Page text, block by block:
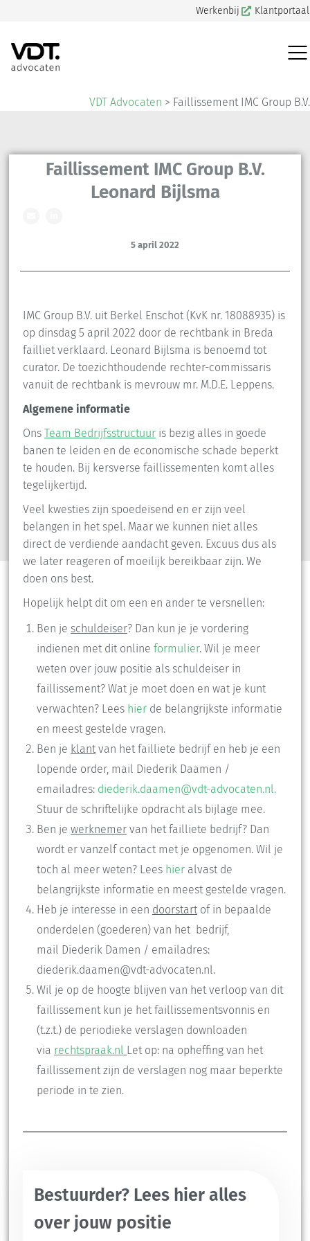
Werkenbij Klantportaal
VDT Advocaten > Faillissement IMC Group B.V.
Faillissement IMC Group B.V.
Leonard Bijlsma
5 april 2022
IMC Group B.V. uit Berkel Enschot (KvK nr. 18088935) is
op dinsdag 5 april 2022 door de rechtbank in Breda
failliet verklaard. Leonard Bijlsma is benoemd tot
curator. De toezichthoudende rechter-commissaris
vanuit de rechtbank is mevrouw mr. M.D.E. Leppens.
Algemene informatie
Ons Team Bedrijfsstructuur is bezig alles in goede
banen te leiden en de economische schade beperkt
te houden. Bij kersverse faillissementen komt alles
tegelijkertijd.
Veel kwesties zijn spoedeisend en er zijn veel
belangen in het spel. Maar we kunnen niet alles
direct de verdiende aandacht geven. Excuus dus als
we later reageren of moeilijk bereikbaar zijn. We
doen ons best.
Hopelijk helpt dit om een en ander te versnellen:
Ben je schuldeiser? Dan kun je je vordering
indienen met dit online formulier. Wil je meer
weten over jouw positie als schuldeiser in
faillissement? Wat je moet doen en wat je kunt
verwachten? Lees hier de belangrijkste informatie
en meest gestelde vragen.
Ben je klantvan het failliete bedrijf en heb je een
lopende order, mail Diederik Daamen /
emailadres: diederik.daamen@vdt-advocaten.nl.
Stuur de schriftelijke opdracht als bijlage mee.
Ben je werknemer van het failliete bedrijf? Dan
wordt er vanzelf contact met je opgenomen. Wil je
toch al meer weten? Lees hier alvast de
belangrijkste informatie en meest gestelde vragen.
Heb je interesse in een doorstartof in bepaalde
onderdelen (goederen) van het bedrijf,
mail Diederik Damen / emailadres:
diederik.daamen@vdt-advocaten.nl.
Wil je op de hoogte blijven van het verloop van dit
faillissement kun je het faillissementsvonnis en
(t.z.t.) de periodieke verslagen downloaden
via rechtspraak.nl Let op: na opheffing van het
faillissement zijn de verslagen nog maar beperkte
periode in te zien.
Bestuurder? Lees hier alles
over jouw positie